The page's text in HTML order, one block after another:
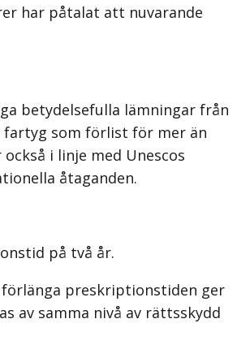
har påtalat att nuvarande
betydelsefulla lämningar från
fartyg som förlist för mer än
i linje med Unescos
åtaganden.
på två år.
preskriptionstiden ger
samma nivå av rättsskydd